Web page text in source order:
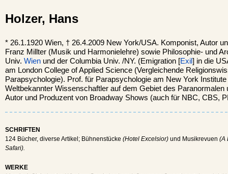
Holzer, Hans
* 26.1.1920 Wien, † 26.4.2009 New York/USA. Komponist, Autor
Franz Millter (Musik und Harmonielehre) sowie Philosophie- und
Univ. Wien und der Columbia Univ. /NY. (Emigration [Exil] in die
am London College of Applied Science (Vergleichende
Parapsychologie). Prof. für Parapsychologie am New York Institute
Weltbekannter Wissenschaftler auf dem Gebiet des Paranormalen
Autor und Produzent von Broadway Shows (auch für NBC, CBS,
SCHRIFTEN
124 Bücher, diverse Artikel; Bühnenstücke (Hotel Excelsior) und Musikrevuen (A
Safari).
WERKE